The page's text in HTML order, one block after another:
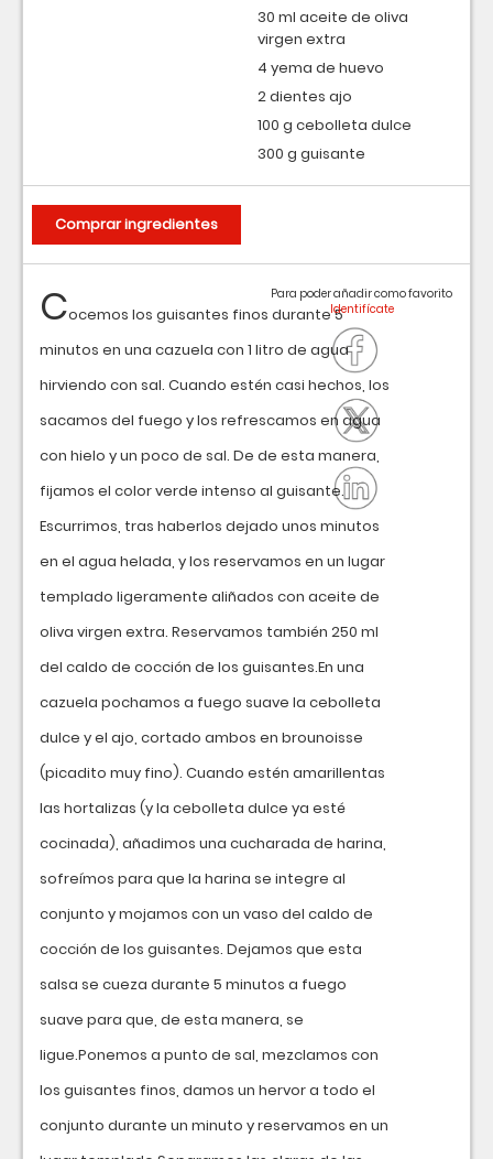
Cocemos los guisantes finos durante 5
minutos en una cazuela con 1 litro de agua
hirviendo con sal. Cuando estén casi hechos, los
sacamos del fuego y los refrescamos en agua
con hielo y un poco de sal. De de esta manera,
fijamos el color verde intenso al guisante.
Escurrimos, tras haberlos dejado unos minutos
en el agua helada, y los reservamos en un lugar
templado ligeramente aliñados con aceite de
oliva virgen extra. Reservamos también 250 ml
del caldo de cocción de los guisantes.En una
cazuela pochamos a fuego suave la cebolleta
dulce y el ajo, cortado ambos en brounoisse
(picadito muy fino). Cuando estén amarillentas
las hortalizas (y la cebolleta dulce ya esté
cocinada), añadimos una cucharada de harina,
sofreímos para que la harina se integre al
conjunto y mojamos con un vaso del caldo de
cocción de los guisantes. Dejamos que esta
salsa se cueza durante 5 minutos a fuego
suave para que, de esta manera, se
ligue.Ponemos a punto de sal, mezclamos con
los guisantes finos, damos un hervor a todo el
conjunto durante un minuto y reservamos en un
Para poder añadir como favorito
30 ml aceite de oliva
virgen extra
4 yema de huevo
2 dientes ajo
100 g cebolleta dulce
300 g guisante
Comprar ingredientes